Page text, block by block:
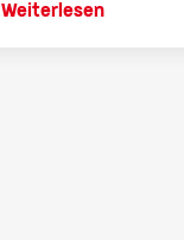
Weiterlesen